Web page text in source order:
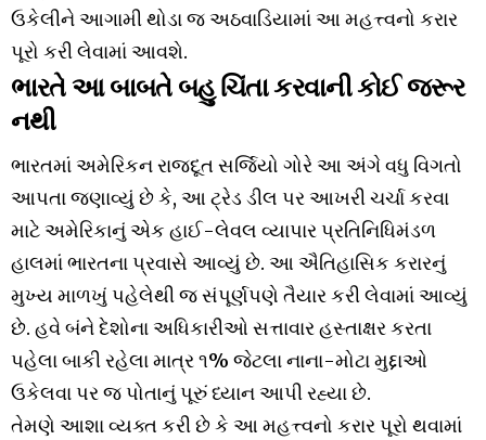
ઉકેલીને આગામી થોડા જ અઠવાડિયામાં આ મહત્ત્વનો કરાર
પૂરો કરી લેવામાં આવશે.
ભારતે આ બાબતે બહુ ચિંતા કરવાની કોઈ જરૂર
નથી
ભારતમાં અમેરિકન રાજદૂત સર્જિયો ગોરે આ અંગે વધુ વિગતો
આપતા જણાવ્યું છે કે, આ ટ્રેડ ડીલ પર આખરી ચર્ચા કરવા
માટે અમેરિકાનું એક હાઈ-લેવલ વ્યાપાર પ્રતિનિધિમંડળ
હાલમાં ભારતના પ્રવાસે આવ્યું છે. આ ઐતિહાસિક કરારનું
મુખ્ય માળખું પહેલેથી જ સંપૂર્ણપણે તૈયાર કરી લેવામાં આવ્યું
છે. હવે બંને દેશોના અધિકારીઓ સત્તાવાર હસ્તાક્ષર કરતા
પહેલા બાકી રહેલા માત્ર ૧% જેટલા નાના-મોટા મુદ્દાઓ
ઉકેલવા પર જ પોતાનું પૂરું ધ્યાન આપી રહ્યા છે.
તેમણે આશા વ્યક્ત કરી છે કે આ મહત્ત્વનો કરાર પૂરો થવામાં